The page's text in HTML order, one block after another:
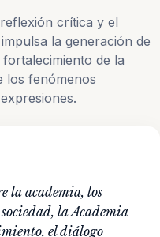
crítica y el
la generación de
de la
los fenómenos
la academia, los
la Academia
el diálogo